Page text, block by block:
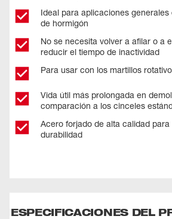
Ideal para aplicaciones
de hormigón
No se necesita volver a afilar o a
reducir el tiempo de inactividad
Para usar con los martillos
Vida útil más prolongada en
comparación a los cinceles
Acero forjado de alta calidad para
durabilidad
ESPECIFICACIONES DEL